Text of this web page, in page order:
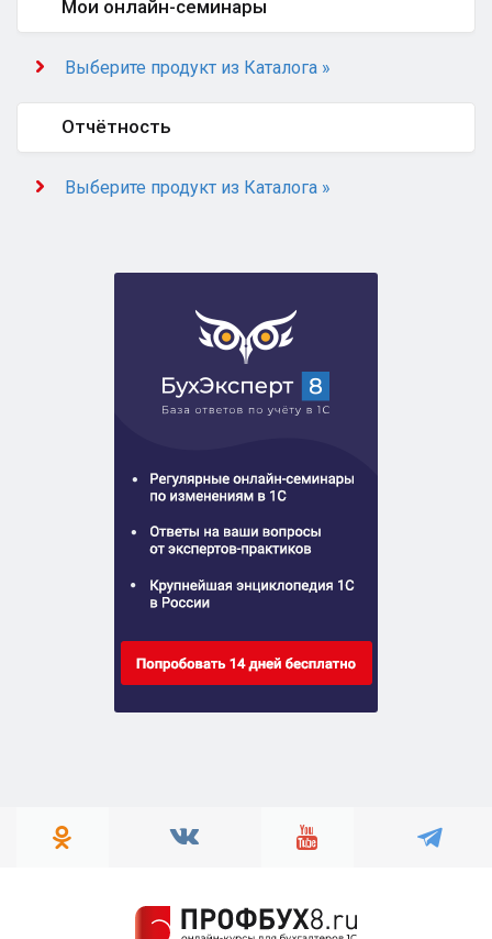
Мои онлайн-семинары
Выберите продукт из Каталога »
Отчётность
Выберите продукт из Каталога »